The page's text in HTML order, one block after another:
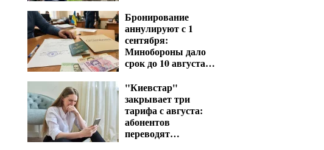
Бронирование
аннулируют с 1
сентября:
Минобороны дало
срок до 10 августа
предприятий
"Киевстар"
закрывает три
тарифа с августа:
абонентов
переводят